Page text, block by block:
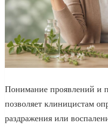
Понимание проявлений и
позволяет клиницистам
раздражения или